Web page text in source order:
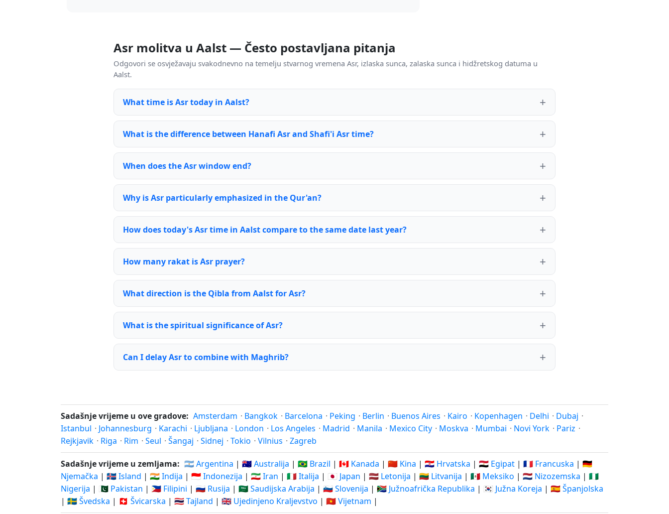
Asr molitva u Aalst — Često postavljana pitanja
Odgovori se osvježavaju svakodnevno na temelju stvarnog vremena Asr, izlaska sunca, zalaska sunca i hidžretskog datuma u
Aalst.
What time is Asr today in Aalst?
What is the difference between Hanafi Asr and Shafi'i Asr time?
When does the Asr window end?
Why is Asr particularly emphasized in the Qur'an?
How does today's Asr time in Aalst compare to the same date last year?
How many rakat is Asr prayer?
What direction is the Qibla from Aalst for Asr?
What is the spiritual significance of Asr?
Can I delay Asr to combine with Maghrib?
Sadašnje vrijeme u ove gradove: Amsterdam · Bangkok · Barcelona · Peking · Berlin · Buenos Aires · Kairo · Kopenhagen · Delhi · Dubaj ·
Istanbul · Johannesburg · Karachi · Ljubljana · London · Los Angeles · Madrid · Manila · Mexico City · Moskva · Mumbai · Novi York · Pariz ·
Rejkjavik · Riga · Rim · Seul · Šangaj · Sidnej · Tokio · Vilnius · Zagreb
Sadašnje vrijeme u zemljama: 🇦🇷 Argentina | 🇦🇺 Australija | 🇧🇷 Brazil | 🇨🇦 Kanada | 🇨🇳 Kina | 🇭🇷 Hrvatska | 🇪🇬 Egipat | 🇫🇷 Francuska | 🇩🇪
Njemačka | 🇮🇸 Island | 🇮🇳 Indija | 🇮🇩 Indonezija | 🇮🇷 Iran | 🇮🇹 Italija | 🇯🇵 Japan | 🇱🇻 Letonija | 🇱🇹 Litvanija | 🇲🇽 Meksiko | 🇳🇱 Nizozemska | 🇳🇬
Nigerija | 🇵🇰 Pakistan | 🇵🇭 Filipini | 🇷🇺 Rusija | 🇸🇦 Saudijska Arabija | 🇸🇮 Slovenija | 🇿🇦 Južnoafrička Republika | 🇰🇷 Južna Koreja | 🇪🇸 Španjolska
| 🇸🇪 Švedska | 🇨🇭 Švicarska | 🇹🇭 Tajland | 🇬🇧 Ujedinjeno Kraljevstvo | 🇻🇳 Vijetnam |